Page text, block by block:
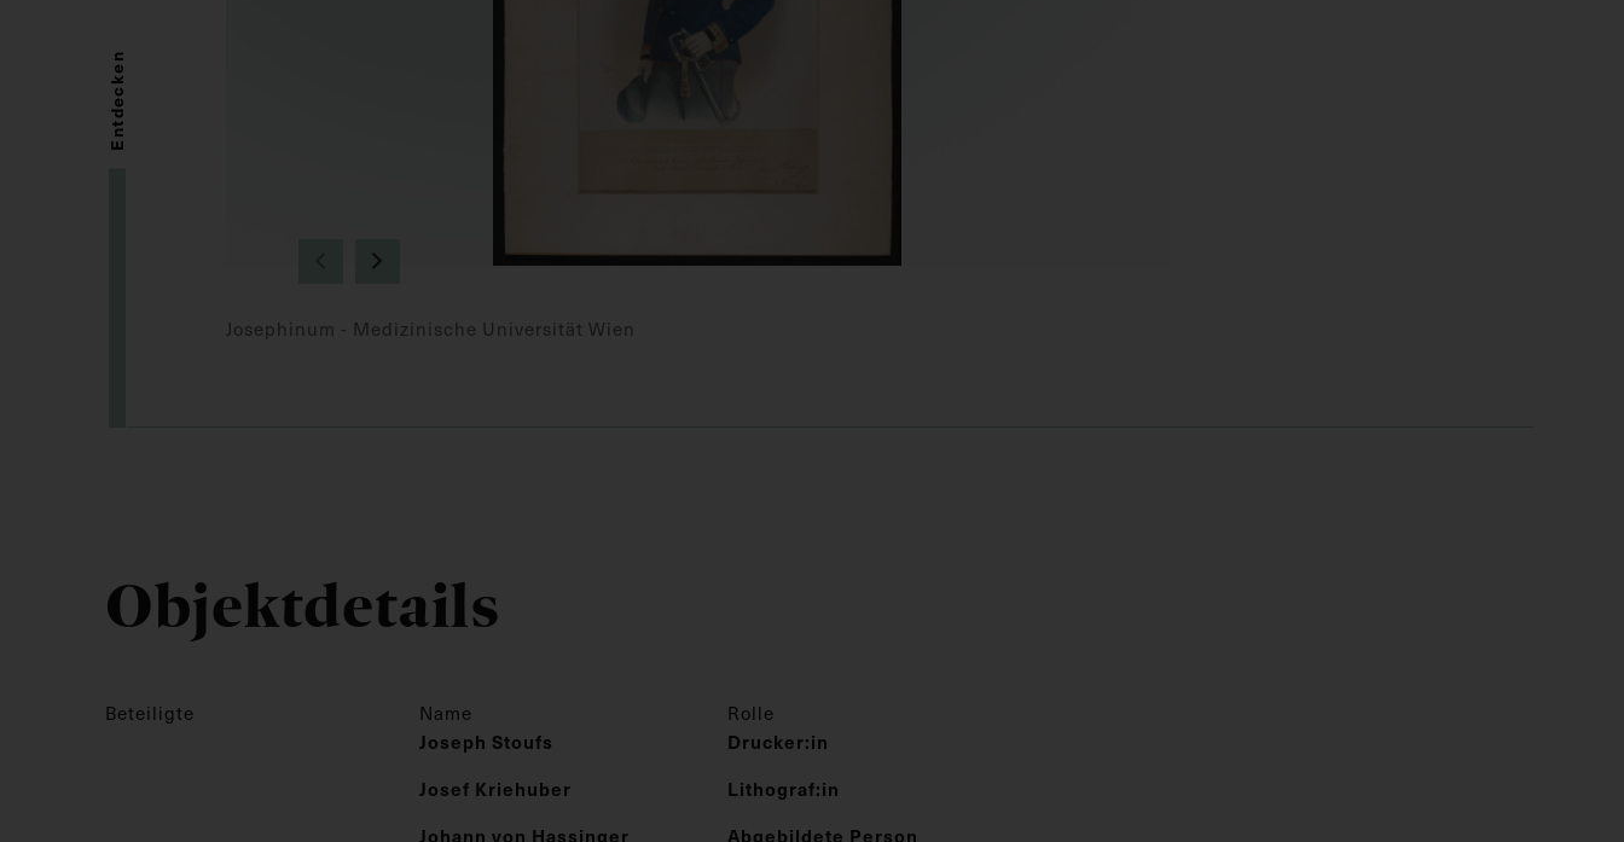
Josephinum - Medizinische Universität Wien
Entdecken
Objektdetails
Beteiligte Name Rolle
Joseph Stoufs
Drucker:in
Josef Kriehuber
Lithograf:in
Johann von Hassinger
Abgebildete Person